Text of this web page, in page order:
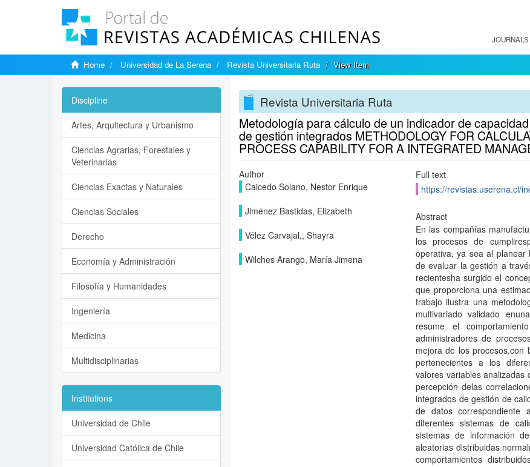
JOURNALS
Home Universidad de La Serena Revista Universitaria Ruta View Item
Revista Universitaria Ruta
Metodología para cálculo de un indicador de
de gestión integrados METHODOLOGY FOR
PROCESS CAPABILITY FOR A INTEGRATED
Author
Caicedo Solano, Nestor Enrique
Jiménez Bastidas, Elizabeth
Vélez Carvajal,, Shayra
Wilches Arango, María Jimena
Full text
https://revistas.userena.cl/
Abstract
En las compañías
los procesos de
operativa, ya sea al planear
de evaluar la gestión a
recientesha surgido el
que proporciona una
trabajo ilustra una
multivariado validado
resume el
administradores de
mejora de los procesos,con
pertenecientes a los
valores variables analizadas
percepción delas
integrados de gestión de
de datos
diferentes sistemas de
sistemas de información
aleatorias distribuidas
comportamientos
Discipline
Artes, Arquitectura y Urbanismo
Ciencias Agrarias, Forestales y
Veterinarias
Ciencias Exactas y Naturales
Ciencias Sociales
Derecho
Economía y Administración
Filosofía y Humanidades
Ingeniería
Medicina
Multidisciplinarias
Institutions
Universidad de Chile
Universidad Católica de Chile